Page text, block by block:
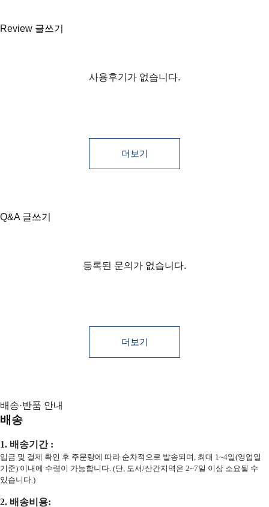
Review 글쓰기
사용후기가 없습니다.
더보기
Q&A 글쓰기
등록된 문의가 없습니다.
더보기
배송·반품 안내
배송
1. 배송기간 :
입금 및 결제 확인 후 주문량에 따라 순차적으로 발송되며, 최대 1~4일(영업일
기준) 이내에 수령이 가능합니다. (단, 도서/산간지역은 2~7일 이상 소요될 수
있습니다.)
2. 배송비용: